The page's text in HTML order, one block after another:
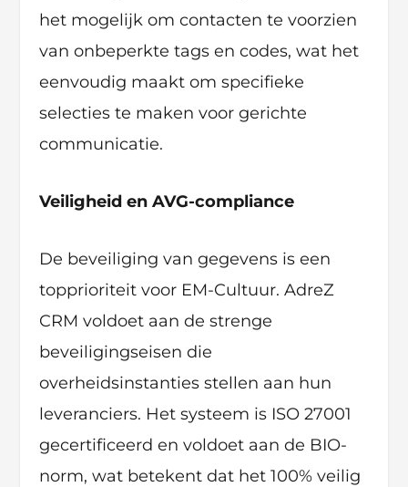
het mogelijk om contacten te voorzien
van onbeperkte tags en codes, wat het
eenvoudig maakt om specifieke
selecties te maken voor gerichte
communicatie.
Veiligheid en AVG-compliance
De beveiliging van gegevens is een
topprioriteit voor EM-Cultuur. AdreZ
CRM voldoet aan de strenge
beveiligingseisen die
overheidsinstanties stellen aan hun
leveranciers. Het systeem is ISO 27001
gecertificeerd en voldoet aan de BIO-
norm, wat betekent dat het 100% veilig